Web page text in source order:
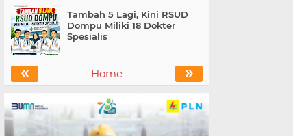
Tambah 5 Lagi, Kini RSUD
Dompu Miliki 18 Dokter
Spesialis
« »
Home